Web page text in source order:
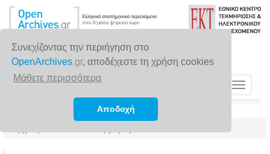
Συνεχίζοντας την περιήγηση στο
OpenArchives.gr, αποδέχεστε τη χρήση cookies
Μάθετε περισσότερα
Αποδοχή
Toggle